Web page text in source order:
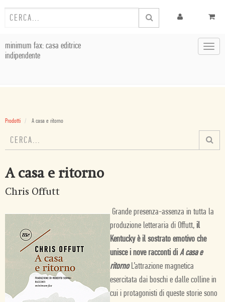
minimum fax: casa editrice
indipendente
Prodotti A casa e ritorno
A casa e ritorno
Chris Offutt
Grande presenza-assenza in tutta la
produzione letteraria di Offutt, il
Kentucky è il sostrato emotivo che
unisce i nove racconti di A casa e
ritornoL’attrazione magnetica
esercitata dai boschi e dalle colline in
cui i protagonisti di queste storie sono